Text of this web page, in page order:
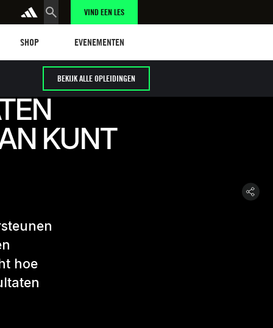
VIND EEN LES
SHOP
EVENEMENTEN
BEKIJK ALLE OPLEIDINGEN
KUNT
hoe